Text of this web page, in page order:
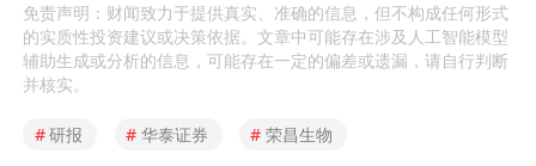
免责声明：财闻致力于提供真实、准确的信息，但不构成任何形式
的实质性投资建议或决策依据。文章中可能存在涉及人工智能模型
辅助生成或分析的信息，可能存在一定的偏差或遗漏，请自行判断
并核实。
#研报 # 华泰证券 # 荣昌生物